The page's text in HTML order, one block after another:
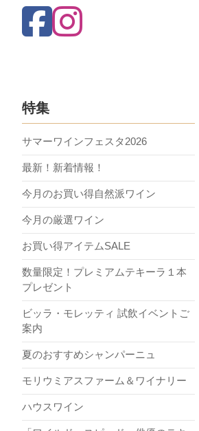
特集
サマーワインフェスタ2026
最新！新着情報！
今月のお買い得自然派ワイン
今月の厳選ワイン
お買い得アイテムSALE
数量限定！プレミアムテキーラ１本
プレゼント
ビッラ・モレッティ 試飲イベントご
案内
夏のおすすめシャンパーニュ
モリウミアスファーム＆ワイナリー
ハウスワイン